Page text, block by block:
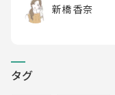
新橋 香奈
タグ